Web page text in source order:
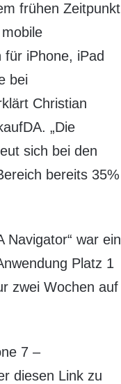
frühen Zeitpunkt
iPhone, iPad
bei
Christian
„Die
sich bei den
bereits 35%
Navigator“ war ein
Platz 1
zwei Wochen auf
7 –
diesen Link zu